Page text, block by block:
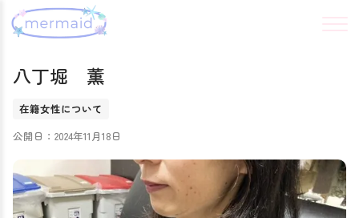
八丁堀 薫
在籍女性について
公開日：2024年11月18日